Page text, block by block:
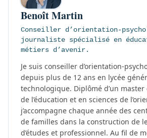
Benoît Martin
Conseiller d’orientation-
journaliste spécialisé en
métiers d’avenir.
Je suis conseiller d’orientation-
depuis plus de 12 ans en lycée
technologique. Diplômé d’un
de l’éducation et en sciences de
j’accompagne chaque année des
de familles dans la construction de
d’études et professionnel. Au fil de